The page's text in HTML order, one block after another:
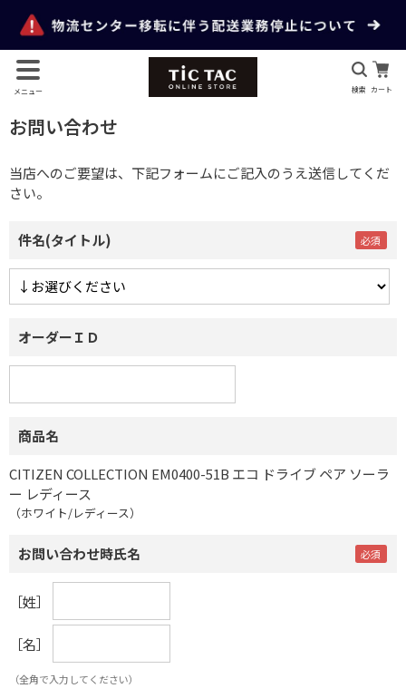
メニュー 検索 カート
お問い合わせ
当店へのご要望は、下記フォームにご記入のうえ送信してくだ
さい。
件名(タイトル)
オーダーＩＤ
商品名
CITIZEN COLLECTION EM0400-51B エコ ドライブ ペア ソーラ
ー レディース
（ホワイト/レディース）
お問い合わせ時氏名
［姓］
［名］
（全角で入力してください）